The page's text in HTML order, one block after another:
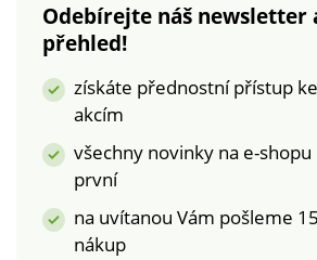
široké
nad
Odebírejte náš newsletter
přehled!
získáte přednostní přístup
akcím
všechny novinky na e-
první
na uvítanou Vám pošleme
nákup